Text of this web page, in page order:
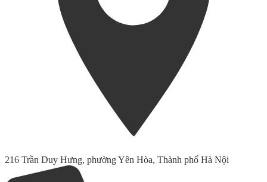
216 Trần Duy Hưng, phường Yên Hòa, Thành phố Hà Nội